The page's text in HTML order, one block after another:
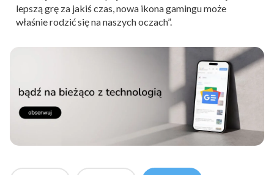
lepszą grę za jakiś czas, nowa ikona gamingu może
właśnie rodzić się na naszych oczach”.